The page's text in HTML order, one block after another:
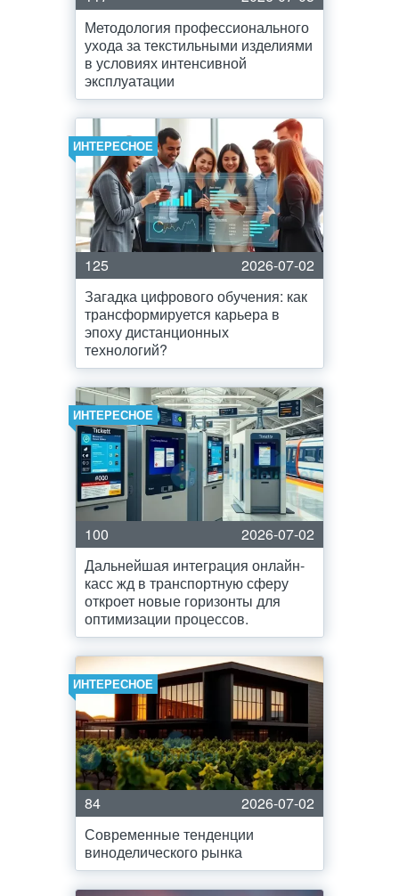
Методология профессионального
ухода за текстильными изделиями
в условиях интенсивной
эксплуатации
ИНТЕРЕСНОЕ
125
2026-07-02
Загадка цифрового обучения: как
трансформируется карьера в
эпоху дистанционных
технологий?
ИНТЕРЕСНОЕ
100
2026-07-02
Дальнейшая интеграция онлайн-
касс жд в транспортную сферу
откроет новые горизонты для
оптимизации процессов.
ИНТЕРЕСНОЕ
84
2026-07-02
Современные тенденции
виноделического рынка